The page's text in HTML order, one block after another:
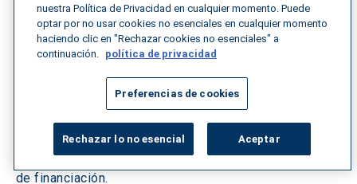
8 min de lectura junio 12, 2026
Información sobre el programa WAIRE de
California
Conoce el programa WAIRE de California, un sistema
de puntos destinado a los propietarios de almacenes
para reducir las emisiones. Infórmate sobre el
cumplimiento normativo, las tasas y las oportunidades
de financiación.
nuestra Política de Privacidad en cualquier momento. Puede
optar por no usar cookies no esenciales en cualquier momento
haciendo clic en "Rechazar cookies no esenciales" a
continuación. política de privacidad
Preferencias de cookies
Rechazar lo no esencial Aceptar